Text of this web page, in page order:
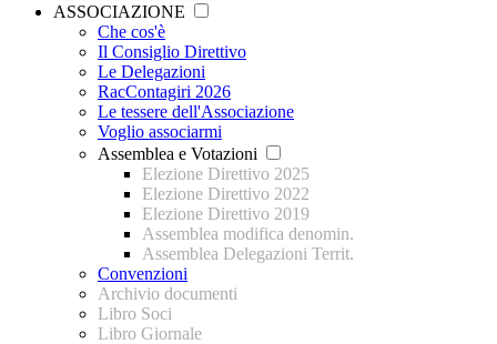
ASSOCIAZIONE
Che cos'è
Il Consiglio Direttivo
Le Delegazioni
RacContagiri 2026
Le tessere dell'Associazione
Voglio associarmi
Assemblea e Votazioni
Elezione Direttivo 2025
Elezione Direttivo 2022
Elezione Direttivo 2019
Assemblea modifica denomin.
Assemblea Delegazioni Territ.
Convenzioni
Archivio documenti
Libro Soci
Libro Giornale